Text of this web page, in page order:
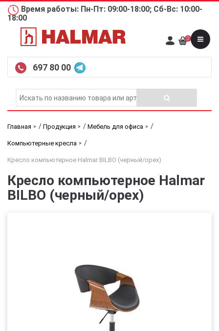
Время работы: Пн-Пт: 09:00-18:00; Сб-Вс: 10:00-
18:00
697 80 00
0
Главная / Продукция / Мебель для офиса /
Компьютерные кресла /
Кресло компьютерное Halmar BILBO (черный/орех)
Кресло компьютерное Halmar
BILBO (черный/орех)